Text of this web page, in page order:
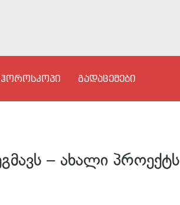
ჰოროსკოპი გადაცემები
– ახალი პროექტს